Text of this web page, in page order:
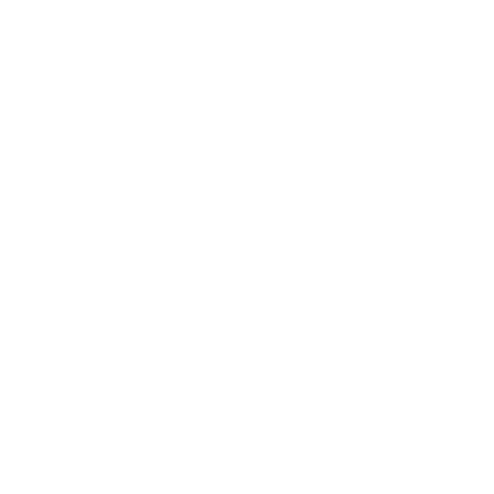
4/ Outback 3 sw 09/04>09/09 V574141 V574158
V574201 TATA Hexa 07/16> V574145 V574145